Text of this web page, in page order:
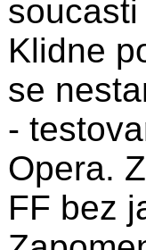
Klidne
se
-
Opera.
FF bez